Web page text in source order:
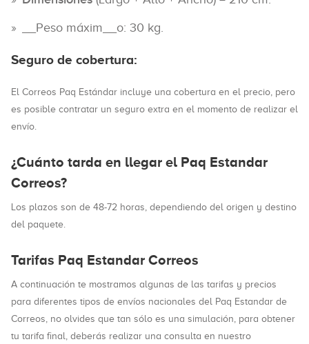
__Peso máxim__o: 30 kg.
Seguro de cobertura:
El Correos Paq Estándar incluye una cobertura en el precio, pero
es posible contratar un seguro extra en el momento de realizar el
envío.
¿Cuánto tarda en llegar el Paq Estandar
Correos?
Los plazos son de 48-72 horas, dependiendo del origen y destino
del paquete.
Tarifas Paq Estandar Correos
A continuación te mostramos algunas de las tarifas y precios
para diferentes tipos de envíos nacionales del Paq Estandar de
Correos, no olvides que tan sólo es una simulación, para obtener
tu tarifa final, deberás realizar una consulta en nuestro